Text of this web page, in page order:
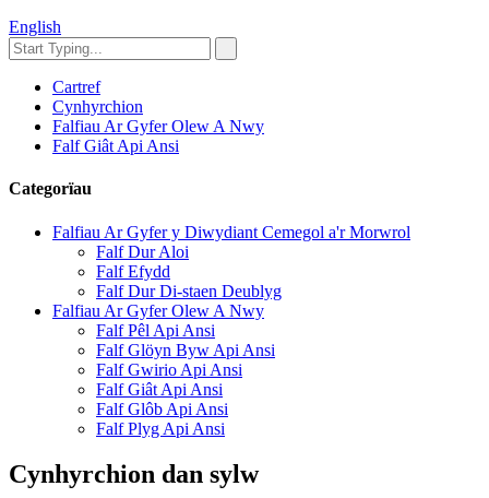
English
Cartref
Cynhyrchion
Falfiau Ar Gyfer Olew A Nwy
Falf Giât Api Ansi
Categorïau
Falfiau Ar Gyfer y Diwydiant Cemegol a'r Morwrol
Falf Dur Aloi
Falf Efydd
Falf Dur Di-staen Deublyg
Falfiau Ar Gyfer Olew A Nwy
Falf Pêl Api Ansi
Falf Glöyn Byw Api Ansi
Falf Gwirio Api Ansi
Falf Giât Api Ansi
Falf Glôb Api Ansi
Falf Plyg Api Ansi
Cynhyrchion dan sylw